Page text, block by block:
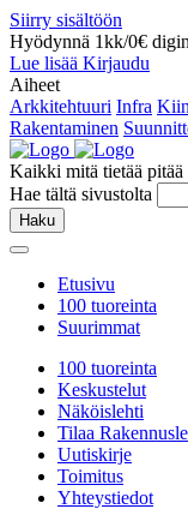
Siirry sisältöön
Hyödynnä 1kk/0€
Lue lisää Kirjaudu
Aiheet
Arkkitehtuuri Infra
Rakentaminen
Kaikki mitä tietää pitää
Hae tältä sivustolta
Haku
Etusivu
100 tuoreinta
Suurimmat
100 tuoreinta
Keskustelut
Näköislehti
Tilaa
Uutiskirje
Toimitus
Yhteystiedot